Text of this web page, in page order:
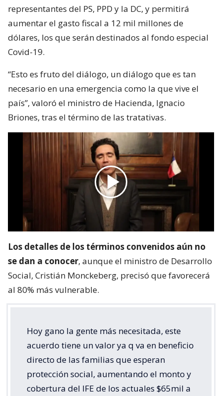
representantes del PS, PPD y la DC, y permitirá
aumentar el gasto fiscal a 12 mil millones de
dólares, los que serán destinados al fondo especial
Covid-19.
“Esto es fruto del diálogo, un diálogo que es tan
necesario en una emergencia como la que vive el
país”, valoró el ministro de Hacienda, Ignacio
Briones, tras el término de las tratativas.
Los detalles de los términos convenidos aún no
se dan a conocer, aunque el ministro de Desarrollo
Social, Cristián Monckeberg, precisó que favorecerá
al 80% más vulnerable.
Hoy gano la gente más necesitada, este
acuerdo tiene un valor ya q va en beneficio
directo de las familias que esperan
protección social, aumentando el monto y
cobertura del IFE de los actuales $65mil a